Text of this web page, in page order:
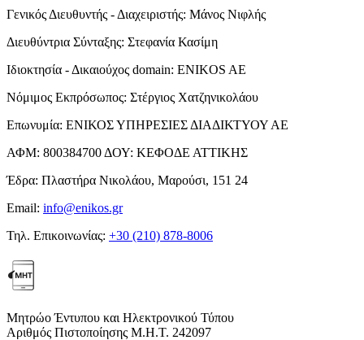
Γενικός Διευθυντής - Διαχειριστής: Μάνος Νιφλής
Διευθύντρια Σύνταξης: Στεφανία Κασίμη
Ιδιοκτησία - Δικαιούχος domain: ENIKOS AE
Νόμιμος Εκπρόσωπος: Στέργιος Χατζηνικολάου
Επωνυμία: ΕΝΙΚΟΣ ΥΠΗΡΕΣΙΕΣ ΔΙΑΔΙΚΤΥΟΥ ΑΕ
ΑΦΜ: 800384700 ΔΟΥ: ΚΕΦΟΔΕ ΑΤΤΙΚΗΣ
Έδρα: Πλαστήρα Νικολάου, Μαρούσι, 151 24
Email: info@enikos.gr
Τηλ. Επικοινωνίας: +30 (210) 878-8006
Μητρώο Έντυπου και Ηλεκτρονικού Τύπου
Αριθμός Πιστοποίησης Μ.Η.Τ. 242097